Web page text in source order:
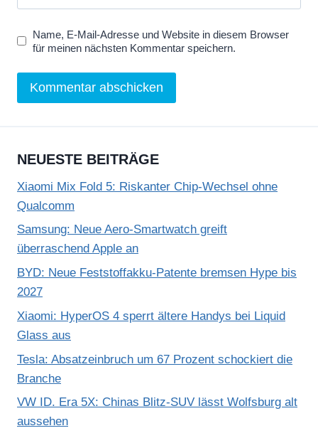
Name, E-Mail-Adresse und Website in diesem Browser
für meinen nächsten Kommentar speichern.
NEUESTE BEITRÄGE
Xiaomi Mix Fold 5: Riskanter Chip-Wechsel ohne
Qualcomm
Samsung: Neue Aero-Smartwatch greift
überraschend Apple an
BYD: Neue Feststoffakku-Patente bremsen Hype bis
2027
Xiaomi: HyperOS 4 sperrt ältere Handys bei Liquid
Glass aus
Tesla: Absatzeinbruch um 67 Prozent schockiert die
Branche
VW ID. Era 5X: Chinas Blitz-SUV lässt Wolfsburg alt
aussehen